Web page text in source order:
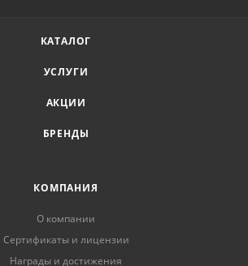
КАТАЛОГ
УСЛУГИ
АКЦИИ
БРЕНДЫ
КОМПАНИЯ
О компании
Сертификаты и лицензии
Награды и достижения